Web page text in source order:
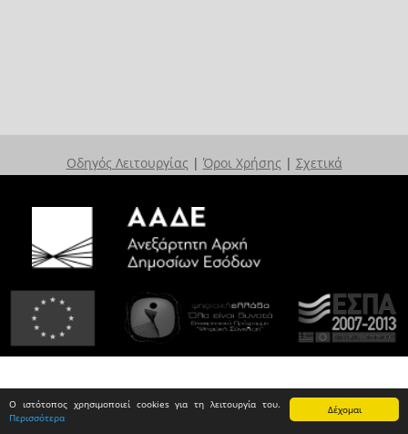
Δέχομαι
Ο ιστότοπος χρησιμοποιεί cookies για τη λειτουργία του.
Περισσότερα
Οδηγός Λειτουργίας | Όροι Χρήσης | Σχετικά